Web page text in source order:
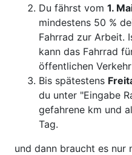
Du fährst vom 1.
mindestens 50 %
Fahrrad zur Arbeit.
kann das Fahrrad
öffentlichen
Bis spätestens
du unter "Eingabe
gefahrene km und
Tag.
und dann braucht es nur